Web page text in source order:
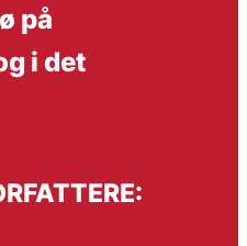
på
i det